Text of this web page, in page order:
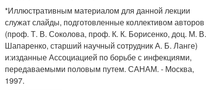
*Иллюстративным материалом для данной лекции
служат слайды, подготовленные коллективом авторов
(проф. Т. В. Соколова, проф. К. К. Борисенко, доц. М. В.
Шапаренко, старший научный сотрудник А. Б. Ланге)
и:изданные Ассоциацией по борьбе с инфекциями,
передаваемыми половым путем. САНАМ. - Москва,
1997.